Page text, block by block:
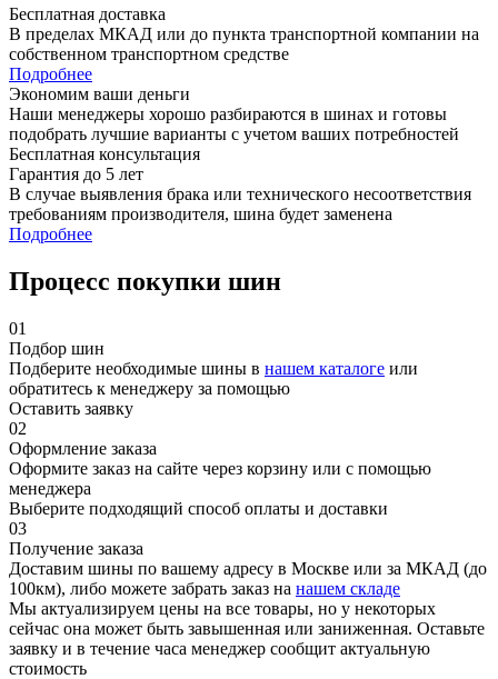
Бесплатная доставка
В пределах МКАД или до пункта транспортной компании на
собственном транспортном средстве
Подробнее
Экономим ваши деньги
Наши менеджеры хорошо разбираются в шинах и готовы
подобрать лучшие варианты с учетом ваших потребностей
Бесплатная консультация
Гарантия до 5 лет
В случае выявления брака или технического несоответствия
требованиям производителя, шина будет заменена
Подробнее
Процесс покупки шин
01
Подбор шин
Подберите необходимые шины в нашем каталоге или
обратитесь к менеджеру за помощью
Оставить заявку
02
Оформление заказа
Оформите заказ на сайте через корзину или с помощью
менеджера
Выберите подходящий способ оплаты и доставки
03
Получение заказа
Доставим шины по вашему адресу в Москве или за МКАД (до
100км), либо можете забрать заказ на нашем складе
Мы актуализируем цены на все товары, но у некоторых
сейчас она может быть завышенная или заниженная. Оставьте
заявку и в течение часа менеджер сообщит актуальную
стоимость